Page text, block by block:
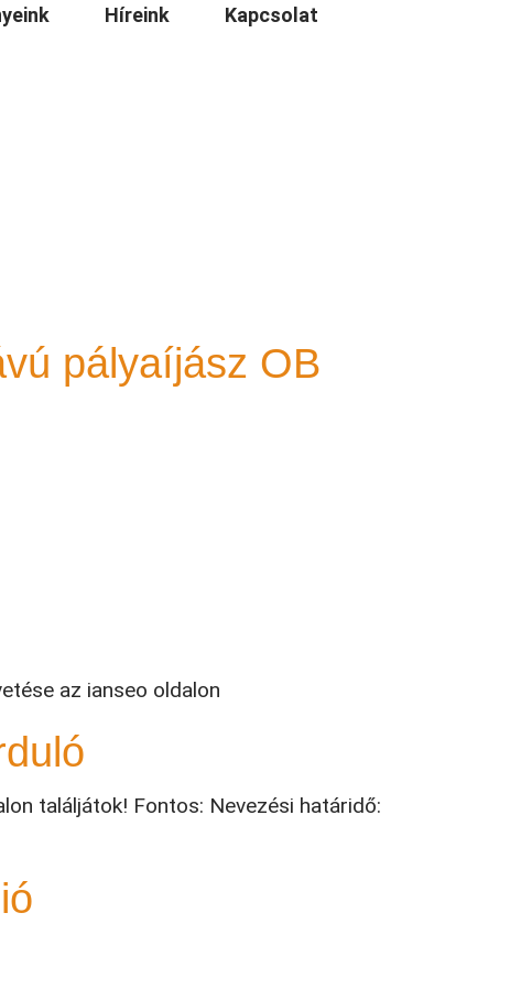
Híreink Kapcsolat
pályaíjász OB
az ianseo oldalon
találjátok! Fontos: Nevezési határidő: